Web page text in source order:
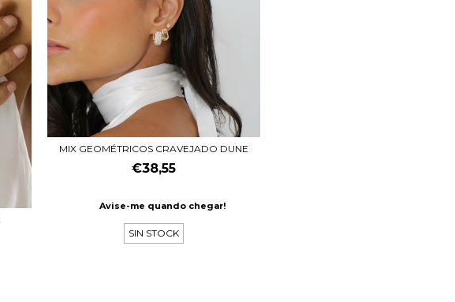
MIX GEOMÉTRICOS CRAVEJADO DUNE
€38,55
Avise-me quando chegar!
SIN STOCK